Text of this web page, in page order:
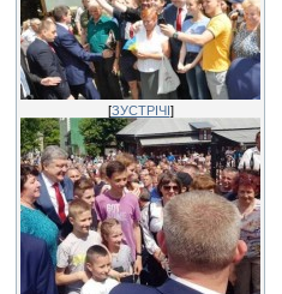
[ЗУСТРІЧІ]